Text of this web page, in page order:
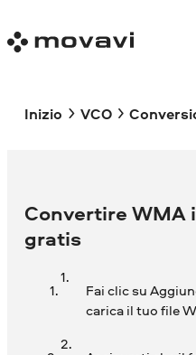
Inizio VCO
Convertire WMA
gratis
Fai clic su
carica il tuo file